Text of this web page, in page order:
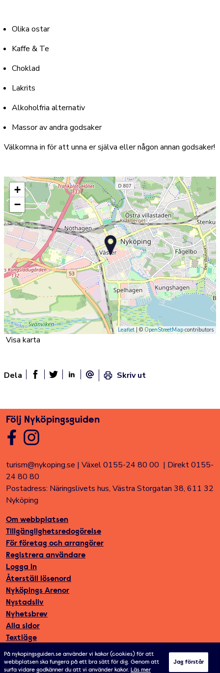
Olika ostar
Kaffe & Te
Choklad
Lakrits
Alkoholfria alternativ
Massor av andra godsaker
Välkomna in för att unna er själva eller någon annan godsaker!
+
−
Leaflet| ©OpenStreetMapcontributors
Visa karta
Dela
Dela sidan på Facebook
E-post
Skriv ut
Följ Nyköpingsguiden
turism@nykoping.se | Växel 0155-24 80 00 | Direkt 0155-
24 80 80
Postadress: Näringslivets hus, Västra Storgatan 38, 611 32
Nyköping
Om webbplatsen
Tillgänglighetsredogörelse
För företag och arrangörer
Registrera användare
Logga in
Återställ lösenord
Nyköpings Arenor
Nystadsliv
Nyhetsbrev
Alla sidor
Textläge
På nykopingsguiden.se använder vi kakor (cookies) för att
webbplatsen ska fungera på ett bra sätt för dig. Genom att
surfa vidare godkänner du att vi använder kakor. Läs mer
Jag förstår